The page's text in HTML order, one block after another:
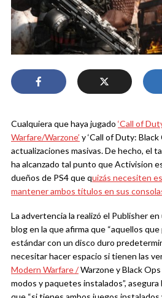
Cualquiera que haya jugado ‘Call of
Warfare/Warzone’ y ‘Call of Duty:
actualizaciones masivas. De hecho, el
ha alcanzado tal punto que Activision
dueños de PS4 que quizás necesiten
mantener ambos títulos en sus
La advertencia la realizó el Publisher
blog en la que afirma que “aquellos
estándar con un disco duro
necesitar hacer espacio si tienen las
Modern Warfare /Warzone y Black
modos y paquetes instalados”,